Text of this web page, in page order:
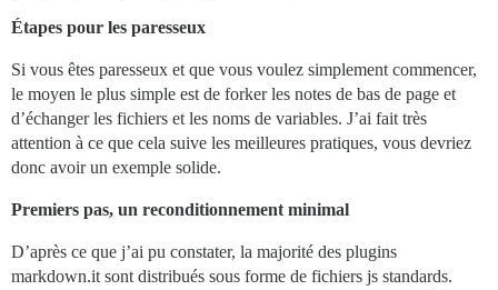
Étapes pour les paresseux
Si vous êtes paresseux et que vous voulez simplement commencer,
le moyen le plus simple est de forker les notes de bas de page et
d’échanger les fichiers et les noms de variables. J’ai fait très
attention à ce que cela suive les meilleures pratiques, vous devriez
donc avoir un exemple solide.
Premiers pas, un reconditionnement minimal
D’après ce que j’ai pu constater, la majorité des plugins
markdown.it sont distribués sous forme de fichiers js standards.